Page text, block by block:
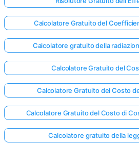
Calcolatore Gratuito del
Calcolatore gratuito della
Calcolatore Gratuito del
Calcolatore Gratuito del Costo
Calcolatore Gratuito del Costo di
Calcolatore gratuito della